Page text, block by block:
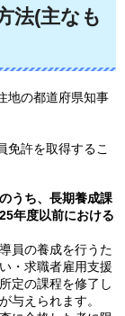
法(主なも
地の都道府県知事
免許を取得するこ
うち、長期養成課
年度以前における
員の養成を行うた
・求職者雇用支援
定の課程を修了し
与えられます。